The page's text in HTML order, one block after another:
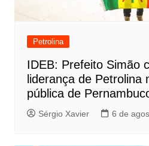
Petrolina
IDEB: Prefeito Simão
liderança de Petrolina
pública de
Sérgio Xavier 6 de